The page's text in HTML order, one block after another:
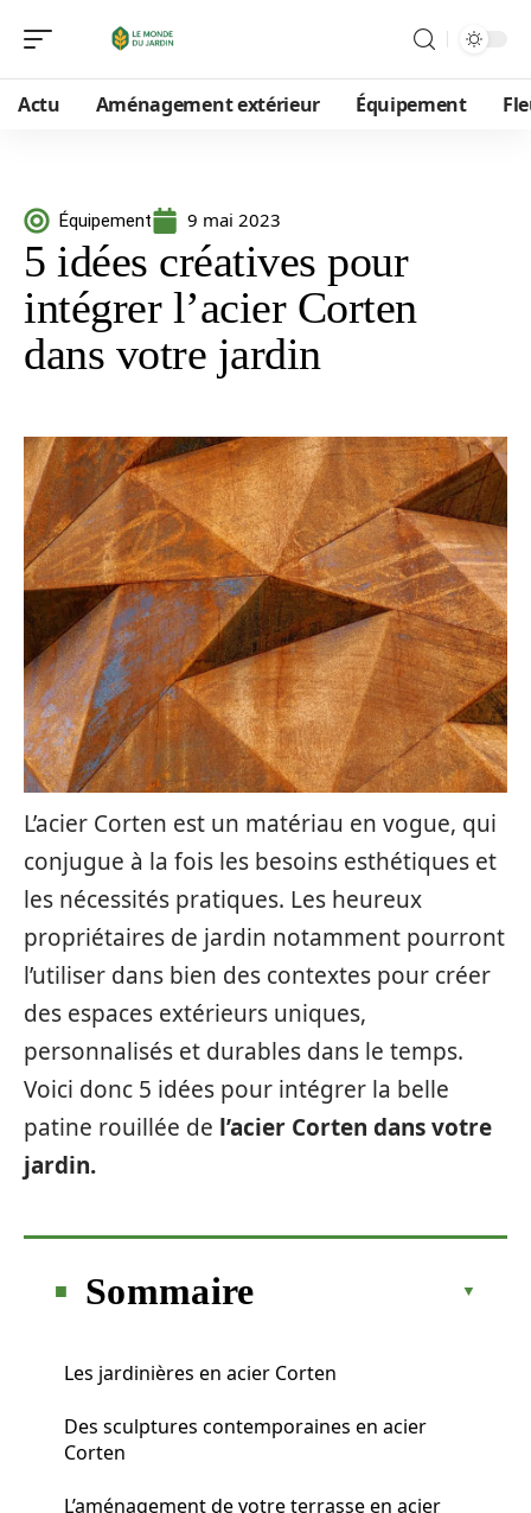
Actu Aménagement extérieur Équipement
Équipement 9 mai 2023
5 idées créatives pour
intégrer l’acier Corten
dans votre jardin
L’acier Corten est un matériau en vogue, qui
conjugue à la fois les besoins esthétiques et
les nécessités pratiques. Les heureux
propriétaires de jardin notamment pourront
l’utiliser dans bien des contextes pour créer
des espaces extérieurs uniques,
personnalisés et durables dans le temps.
Voici donc 5 idées pour intégrer la belle
patine rouillée de l’acier Corten dans votre
jardin.
Sommaire
Les jardinières en acier Corten
Des sculptures contemporaines en acier
Corten
L’aménagement de votre terrasse en acier